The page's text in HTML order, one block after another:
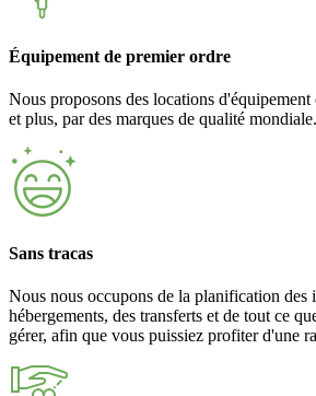
Équipement de premier ordre
Nous proposons des locations d'équipement
et plus, par des marques de qualité mondiale.
Sans tracas
Nous nous occupons de la planification des
hébergements, des transferts et de tout ce
gérer, afin que vous puissiez profiter d'une